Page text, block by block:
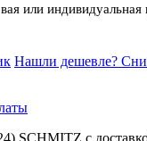
или индивидуальная
Нашли дешевле?
SCHMITZ с